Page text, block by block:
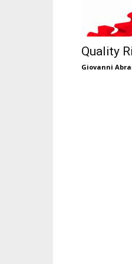
Quality
Giovanni